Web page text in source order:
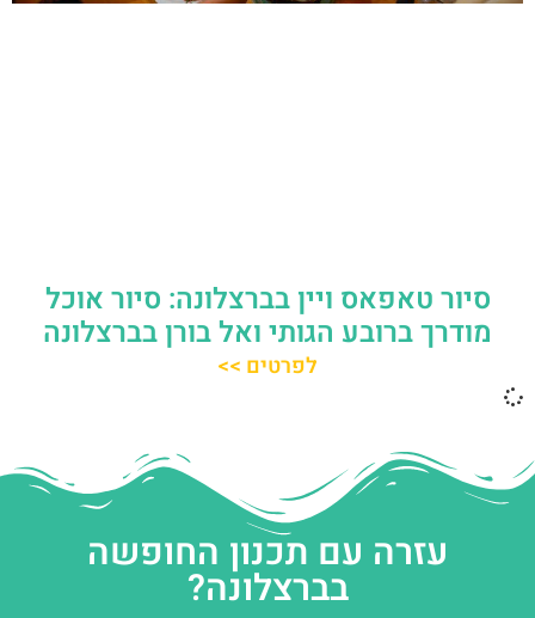
סיור טאפאס ויין בברצלונה: סיור אוכל
מודרך ברובע הגותי ואל בורן בברצלונה
לפרטים >>
עזרה עם תכנון החופשה
בברצלונה?